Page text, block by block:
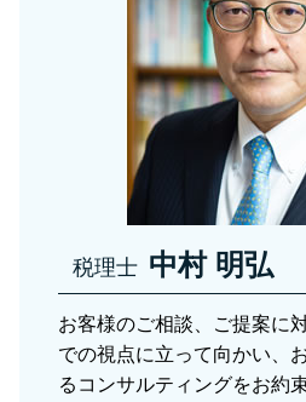
法人税 中間納付 時期
税務相談 税理士法
相続税 税率
資産税 日本
贈与税 基礎控除内 申告
課税対象額とは 消費税
相続税 非課税 財産
税務相談 足立区
相続税 さいたま市
相続税 税理士 川口市
資産税関連 川口市
資産税関連 さいたま市
会社設立 税理士 川口市
資産税 川口市
税務相談 税理士 川口市
税理士 中村 明弘
お客様のご相談、ご提案に
での視点に立って向かい、
るコンサルティングをお約